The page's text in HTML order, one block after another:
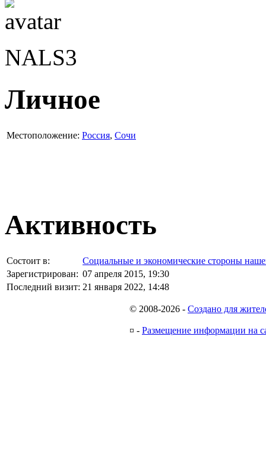
NALS3
Личное
Местоположение: Россия, Сочи
Активность
Состоит в:
Социальные и экономические стороны
Зарегистрирован: 07 апреля 2015, 19:30
Последний визит: 21 января 2022, 14:48
© 2008-2026 - Создано для
¤ - Размещение информации на